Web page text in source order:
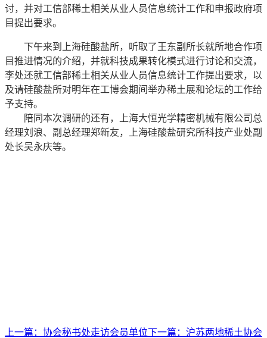
讨，并对工信部稀土相关从业人员信息统计工作和申报政府项
目提出要求。
下午来到上海硅酸盐所，听取了王东副所长就所地合作项
目推进情况的介绍，并就科技成果转化模式进行讨论和交流，
李处还就工信部稀土相关从业人员信息统计工作提出要求，以
及请硅酸盐所对明年在工博会期间举办稀土展和论坛的工作给
予支持。
陪同本次调研的还有，上海大恒光学精密机械有限公司总
经理刘浪、副总经理郑新友，上海硅酸盐研究所科技产业处副
处长吴永庆等。
上一篇： 协会秘书处走访会员单位下一篇： 沪苏两地稀土协会